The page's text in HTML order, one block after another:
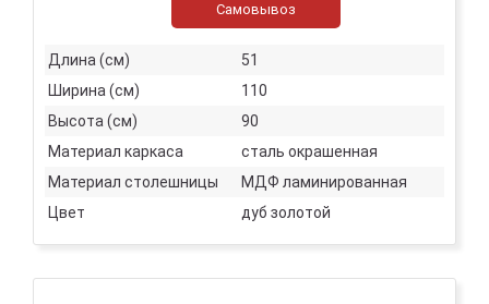
Самовывоз
Длина (см)
51
Ширина (см)
110
Высота (см)
90
Материал каркаса
сталь окрашенная
Материал столешницы
МДФ ламинированная
Цвет
дуб золотой